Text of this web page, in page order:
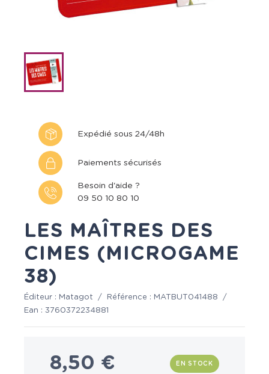
Expédié sous 24/48h
Paiements sécurisés
Besoin d'aide ?
09 50 10 80 10
LES MAÎTRES DES
CIMES (MICROGAME
38)
Éditeur : Matagot / Référence : MATBUT041488
/
Ean : 3760372234881
8,50 € EN STOCK